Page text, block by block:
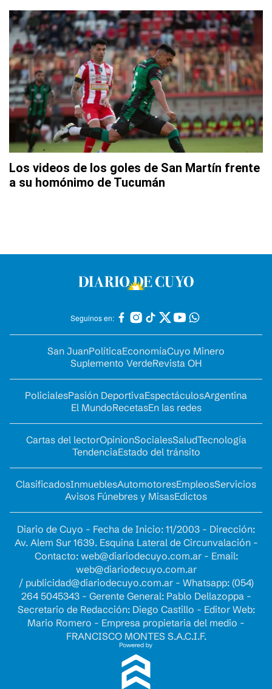
Los videos de los goles de San Martín frente
a su homónimo de Tucumán
Seguinos en:
San JuanPolíticaEconomíaCuyo Minero
Suplemento VerdeRevista OH
PolicialesPasión DeportivaEspectáculosArgentina
El MundoRecetasEn las redes
Cartas del lectorOpinionSocialesSaludTecnología
TendenciaEstado del tránsito
ClasificadosInmueblesAutomotoresEmpleosServicios
Avisos Fúnebres y MisasEdictos
Diario de Cuyo - Fecha de Inicio: 11/2003 - Dirección:
Av. Alem Sur 1639. Esquina Lateral de Circunvalación -
Contacto: web@diariodecuyo.com.ar- Email:
web@diariodecuyo.com.ar
/ publicidad@diariodecuyo.com.ar- Whatsapp: (054)
264 5045343 - Gerente General: Pablo Dellazoppa -
Secretario de Redacción: Diego Castillo - Editor Web:
Mario Romero - Empresa propietaria del medio -
FRANCISCO MONTES S.A.C.I.F.